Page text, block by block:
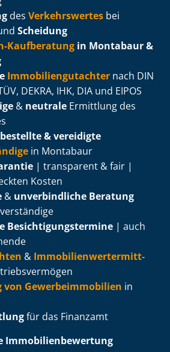
des Verkehrswertes bei
Scheidung
Kaufberatung in Montabaur &
Im­mo­bi­li­en­gut­ach­ter nach DIN
DEKRA, IHK, DIA und EIPOS
& neutrale Ermittlung des
& vereidigte
in Montabaur
| transparent & fair |
Kosten
& unverbindliche Beratung
Be­sich­ti­gungs­ter­mi­ne | auch
& Im­mo­bi­li­en­wert­ermitt­
von Ge­wer­be­im­mo­bi­li­en in
für das Finanzamt
Im­mo­bi­li­en­be­wer­tung